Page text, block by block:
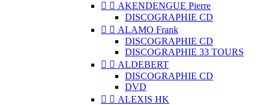
  AKENDENGUE Pierre
DISCOGRAPHIE CD
  ALAMO Frank
DISCOGRAPHIE CD
DISCOGRAPHIE 33 TOURS
  ALDEBERT
DISCOGRAPHIE CD
DVD
  ALEXIS HK